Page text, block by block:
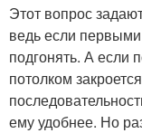
Этот вопрос
ведь если первыми
подгонять. А если
потолком
ему удобнее. Но